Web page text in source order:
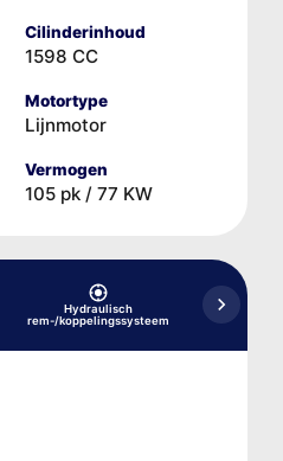
Cilinderinhoud
1598 CC
Motortype
Lijnmotor
Vermogen
105 pk / 77 KW
Hydraulisch
rem-/koppelingssysteem
Koelsysteem